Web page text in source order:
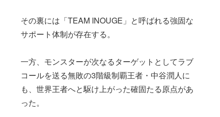
その裏には「TEAM INOUGE」と呼ばれる強固な
サポート体制が存在する。
一方、モンスターが次なるターゲットとしてラブ
コールを送る無敗の3階級制覇王者・中谷潤人に
も、世界王者へと駆け上がった確固たる原点があ
った。